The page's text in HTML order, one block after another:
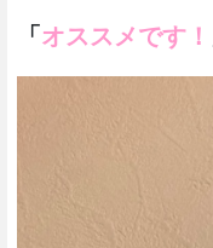
「 オススメです！